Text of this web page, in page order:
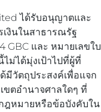
ได้รับอนุญาตและ
งินในสาธารณรัฐ
GBC และ หมายเลขใบ
ม่ได้มุ่งเป้าไปที่ผู้ที่
มีวัตถุประสงค์เพื่อแจก
ขตอำนาจศาลใดๆ ที่
ฎหมายหรือข้อบังคับใน